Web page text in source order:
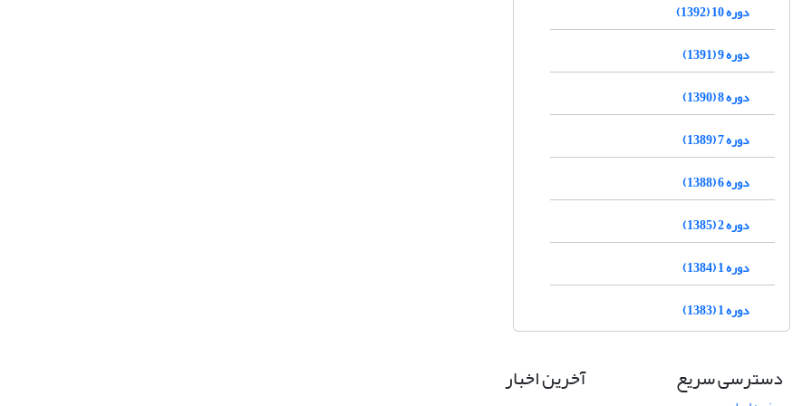
دوره 10 (1392)
دوره 9 (1391)
دوره 8 (1390)
دوره 7 (1389)
دوره 6 (1388)
دوره 2 (1385)
دوره 1 (1384)
دوره 1 (1383)
دسترسی سریع آخرین اخبار